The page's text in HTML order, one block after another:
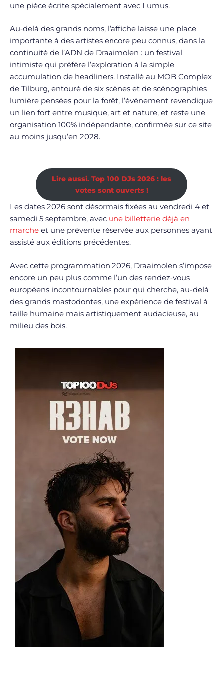
une pièce écrite spécialement avec Lumus.
Au‑delà des grands noms, l’affiche laisse une place
importante à des artistes encore peu connus, dans la
continuité de l’ADN de Draaimolen : un festival
intimiste qui préfère l’exploration à la simple
accumulation de headliners. Installé au MOB Complex
de Tilburg, entouré de six scènes et de scénographies
lumière pensées pour la forêt, l’événement revendique
un lien fort entre musique, art et nature, et reste une
organisation 100% indépendante, confirmée sur ce site
au moins jusqu’en 2028.
Lire aussi. Top 100 DJs 2026 : les
votes sont ouverts !
Les dates 2026 sont désormais fixées au vendredi 4 et
samedi 5 septembre, avec une billetterie déjà en
marche et une prévente réservée aux personnes ayant
assisté aux éditions précédentes.
Avec cette programmation 2026, Draaimolen s’impose
encore un peu plus comme l’un des rendez‑vous
européens incontournables pour qui cherche, au-delà
des grands mastodontes, une expérience de festival à
taille humaine mais artistiquement audacieuse, au
milieu des bois.